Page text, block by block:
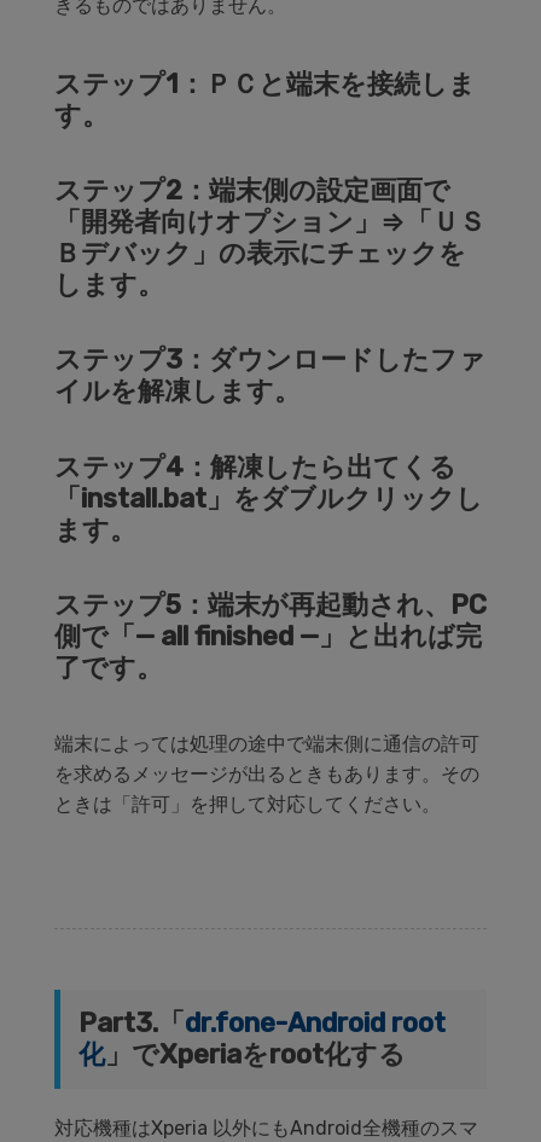
きるものではありません。
ステップ1：ＰＣと端末を接続しま
す。
ステップ2：端末側の設定画面で
「開発者向けオプション」⇒「ＵＳ
Ｂデバック」の表示にチェックを
します。
ステップ3：ダウンロードしたファ
イルを解凍します。
ステップ4：解凍したら出てくる
「install.bat」をダブルクリックし
ます。
ステップ5：端末が再起動され、PC
側で「— all finished —」と出れば完
了です。
端末によっては処理の途中で端末側に通信の許可
を求めるメッセージが出るときもあります。その
ときは「許可」を押して対応してください。
Part3.「dr.fone-Android root
化」でXperiaをroot化する
対応機種はXperia 以外にもAndroid全機種のスマ